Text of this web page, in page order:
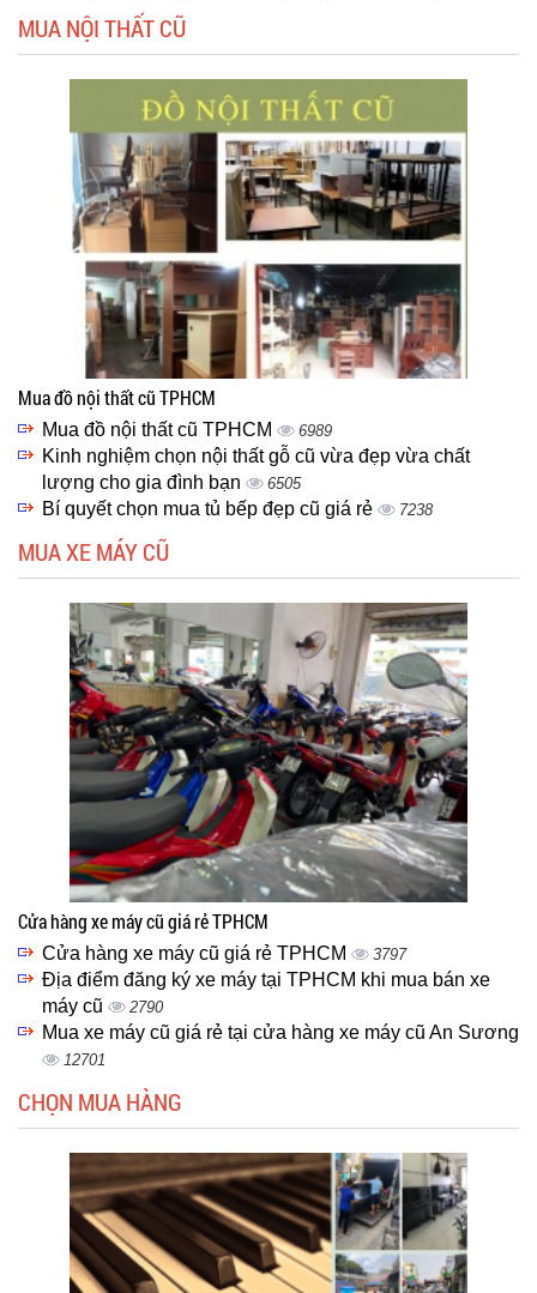
MUA NỘI THẤT CŨ
Mua đồ nội thất cũ TPHCM
Mua đồ nội thất cũ TPHCM 6989
Kinh nghiệm chọn nội thất gỗ cũ vừa đẹp vừa chất
lượng cho gia đình bạn
6505
Bí quyết chọn mua tủ bếp đẹp cũ giá rẻ 7238
MUA XE MÁY CŨ
Cửa hàng xe máy cũ giá rẻ TPHCM
Cửa hàng xe máy cũ giá rẻ TPHCM 3797
Địa điểm đăng ký xe máy tại TPHCM khi mua bán xe
máy cũ
2790
Mua xe máy cũ giá rẻ tại cửa hàng xe máy cũ An Sương
12701
CHỌN MUA HÀNG